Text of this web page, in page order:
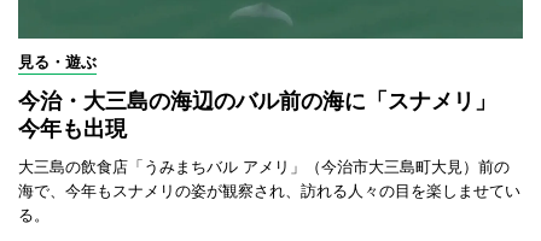
見る・遊ぶ
今治・大三島の海辺のバル前の海に「スナメリ」
今年も出現
大三島の飲食店「うみまちバル アメリ」（今治市大三島町大見）前の
海で、今年もスナメリの姿が観察され、訪れる人々の目を楽しませてい
る。